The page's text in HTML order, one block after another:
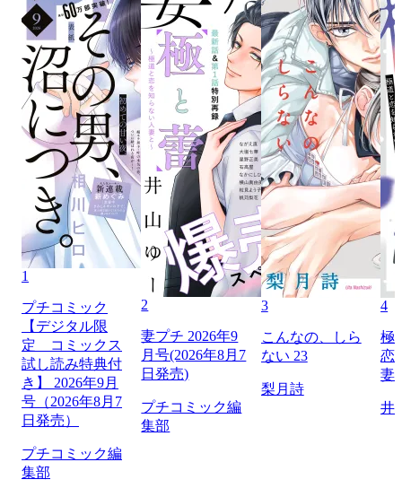
1
プチコミック
【デジタル限
定 コミックス
試し読み特典付
き】 2026年9月
号（2026年8月7
日発売）
プチコミック編
集部
2
妻プチ 2026年9
月号(2026年8月7
日発売)
プチコミック編
集部
3
こんなの、しら
ない 23
梨月詩
4
極
恋
妻
井